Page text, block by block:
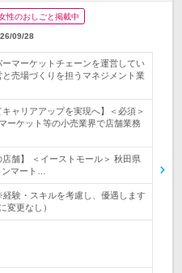
性のおしごと掲載中
09/28
ーマーケットチェーンを運営してい
売場づくりを担うマネジメント業
キャリアアップを実現へ】＜必須＞
ーケット等の小売業界で店舗業務
店舗】 ＜イーストモール＞ 秋田県
マート…
験・スキルを考慮し、優遇します
変更なし）